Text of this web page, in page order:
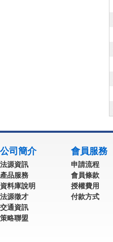
公司簡介
法源資訊
產品服務
資料庫說明
法源徵才
交通資訊
策略聯盟
會員服務
申請流程
會員條款
授權費用
付款方式